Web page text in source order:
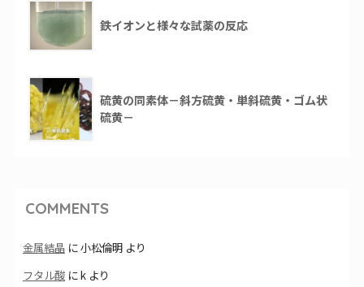
鉄イオンと様々な試薬の反応
硫黄の同素体－斜方硫黄・単斜硫黄・ゴム状
硫黄－
COMMENTS
金属結晶に小松倫明より
フタル酸にkより